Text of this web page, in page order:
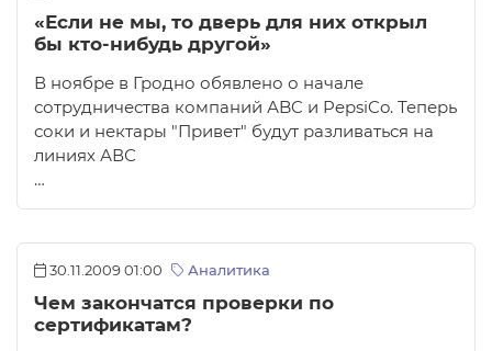
«Если не мы, то дверь для них открыл
бы кто-нибудь другой»
В ноябре в Гродно обявлено о начале
сотрудничества компаний АBC и PepsiCo. Теперь
соки и нектары "Привет" будут разливаться на
линиях АВС
…
30.11.2009 01:00 Аналитика
Чем закончатся проверки по
сертификатам?